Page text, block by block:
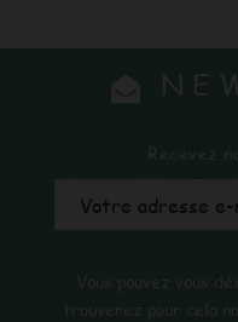
Recevez
Vous pouvez vous
trouverez pour cela